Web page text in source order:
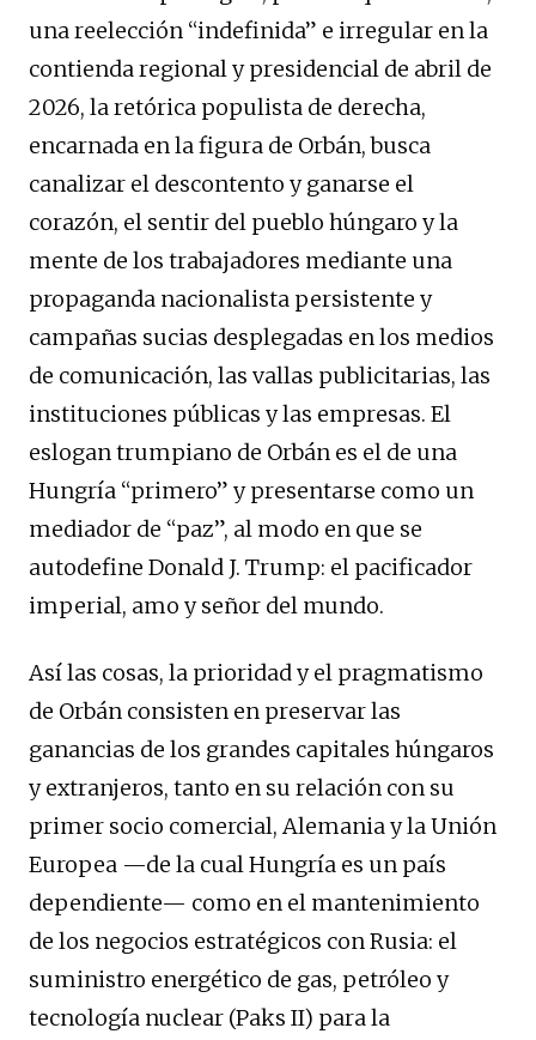
una reelección “indefinida” e irregular en la
contienda regional y presidencial de abril de
2026, la retórica populista de derecha,
encarnada en la figura de Orbán, busca
canalizar el descontento y ganarse el
corazón, el sentir del pueblo húngaro y la
mente de los trabajadores mediante una
propaganda nacionalista persistente y
campañas sucias desplegadas en los medios
de comunicación, las vallas publicitarias, las
instituciones públicas y las empresas. El
eslogan trumpiano de Orbán es el de una
Hungría “primero” y presentarse como un
mediador de “paz”, al modo en que se
autodefine Donald J. Trump: el pacificador
imperial, amo y señor del mundo.
Así las cosas, la prioridad y el pragmatismo
de Orbán consisten en preservar las
ganancias de los grandes capitales húngaros
y extranjeros, tanto en su relación con su
primer socio comercial, Alemania y la Unión
Europea —de la cual Hungría es un país
dependiente— como en el mantenimiento
de los negocios estratégicos con Rusia: el
suministro energético de gas, petróleo y
tecnología nuclear (Paks II) para la